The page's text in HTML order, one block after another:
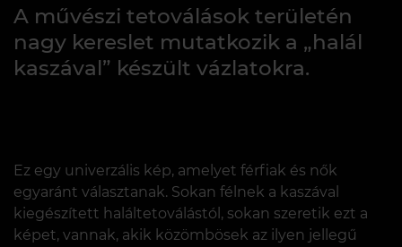
A művészi tetoválások területén
nagy kereslet mutatkozik a „halál
kaszával” készült vázlatokra.
Ez egy univerzális kép, amelyet férfiak és nők
egyaránt választanak. Sokan félnek a kaszával
kiegészített haláltetoválástól, sokan szeretik ezt a
képet, vannak, akik közömbösek az ilyen jellegű